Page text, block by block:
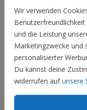
Wir verwenden
und die Leistung
Marketingzwecke und
personalisierter
Du kannst deine
widerrufen aufunsere
Preis:6,50 €
Hochzeit
Familie & Feiertage
Informationen